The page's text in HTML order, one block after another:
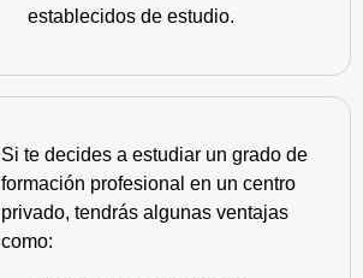
establecidos de estudio.
Si te decides a estudiar un grado de
formación profesional en un centro
privado, tendrás algunas ventajas
como: